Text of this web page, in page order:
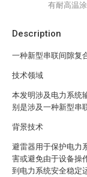
Description
一种新型串联间隙复
技术领域
本发明涉及电力系统
别是涉及一种新型串
背景技术
避雷器用于保护电力
害或避免由于设备操
到电力系统安全稳定
有耐高温涂